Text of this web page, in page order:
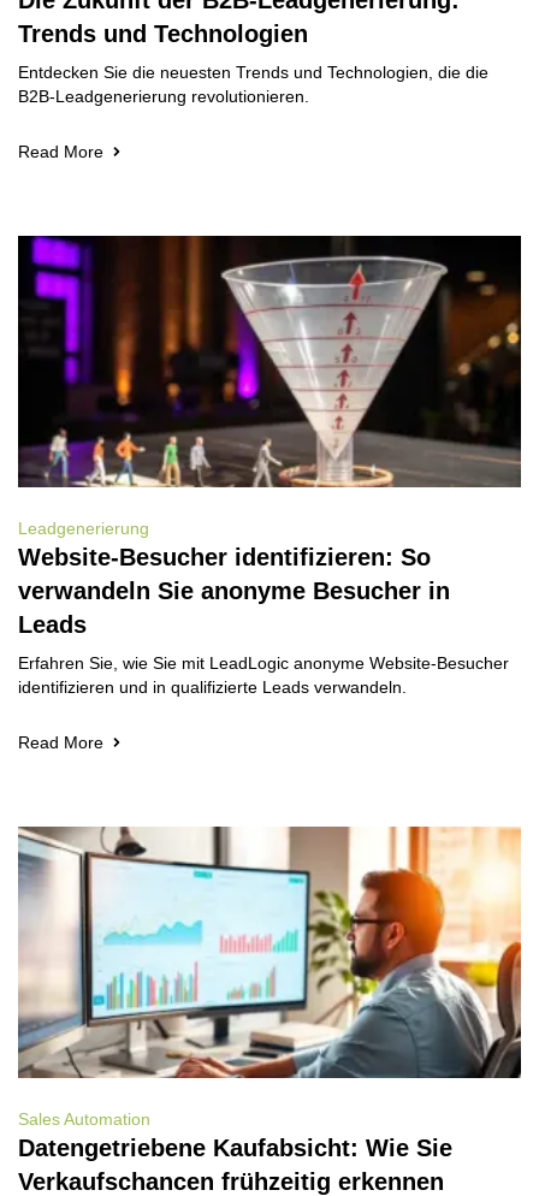
Trends und Technologien
Entdecken Sie die neuesten Trends und Technologien, die die
B2B-Leadgenerierung revolutionieren.
Read More
Leadgenerierung
Website-Besucher identifizieren: So
verwandeln Sie anonyme Besucher in
Leads
Erfahren Sie, wie Sie mit LeadLogic anonyme Website-Besucher
identifizieren und in qualifizierte Leads verwandeln.
Read More
Sales Automation
Datengetriebene Kaufabsicht: Wie Sie
Verkaufschancen frühzeitig erkennen